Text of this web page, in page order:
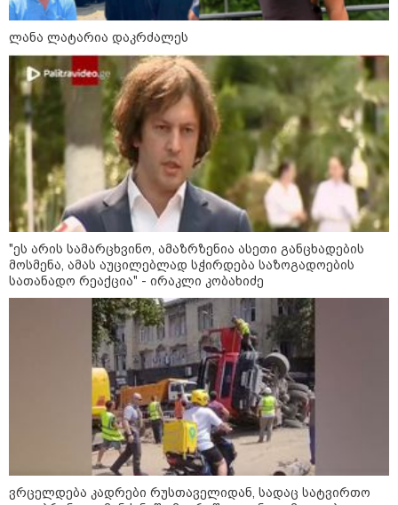
11:13 / 05-08-2026
Hisense წარმოგიდგენთ გზავნილს "ინოვაციები
უკეთესი ცხოვრებისათვის" FIFA-ს 2026 წლის
მსოფლიო ჩემპიონატზე™
სამართალი
ლანა ლატარია დაკრძალეს
"ეს არის სამარცხვინო, ამაზრზენია ასეთი განცხადების
მოსმენა, ამას აუცილებლად სჭირდება საზოგადოების
სათანადო რეაქცია" - ირაკლი კობახიძე
ვრცელდება კადრები რუსთაველიდან, სადაც სატვირთო